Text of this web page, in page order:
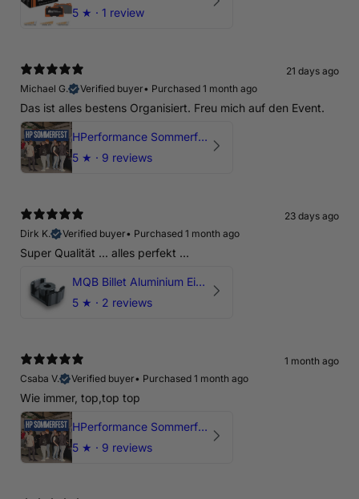
5 ★ · 1 review
21 days ago
Michael G.
Verified buyer• Purchased 1 month ago
Das ist alles bestens Organisiert. Freu mich auf den Event.
HPerformance Sommerfest 2026
5 ★ · 9 reviews
23 days ago
Dirk K.
Verified buyer• Purchased 1 month ago
Super Qualität ... alles perfekt ...
MQB Billet Aluminium Einsatz Drehmomentstütze - DOGBONE für Audi RS3, TTRS, RSQ3
5 ★ · 2 reviews
1 month ago
Csaba V.
Verified buyer• Purchased 1 month ago
Wie immer, top,top top
HPerformance Sommerfest 2026
5 ★ · 9 reviews